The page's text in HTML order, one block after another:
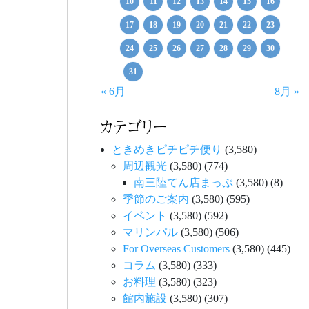
17 18 19 20 21 22 23
24 25 26 27 28 29 30
31
« 6月 8月 »
カテゴリー
ときめきピチピチ便り (3,580)
周辺観光 (3,580) (774)
南三陸てん店まっぷ (3,580) (8)
季節のご案内 (3,580) (595)
イベント (3,580) (592)
マリンパル (3,580) (506)
For Overseas Customers (3,580) (445)
コラム (3,580) (333)
お料理 (3,580) (323)
館内施設 (3,580) (307)